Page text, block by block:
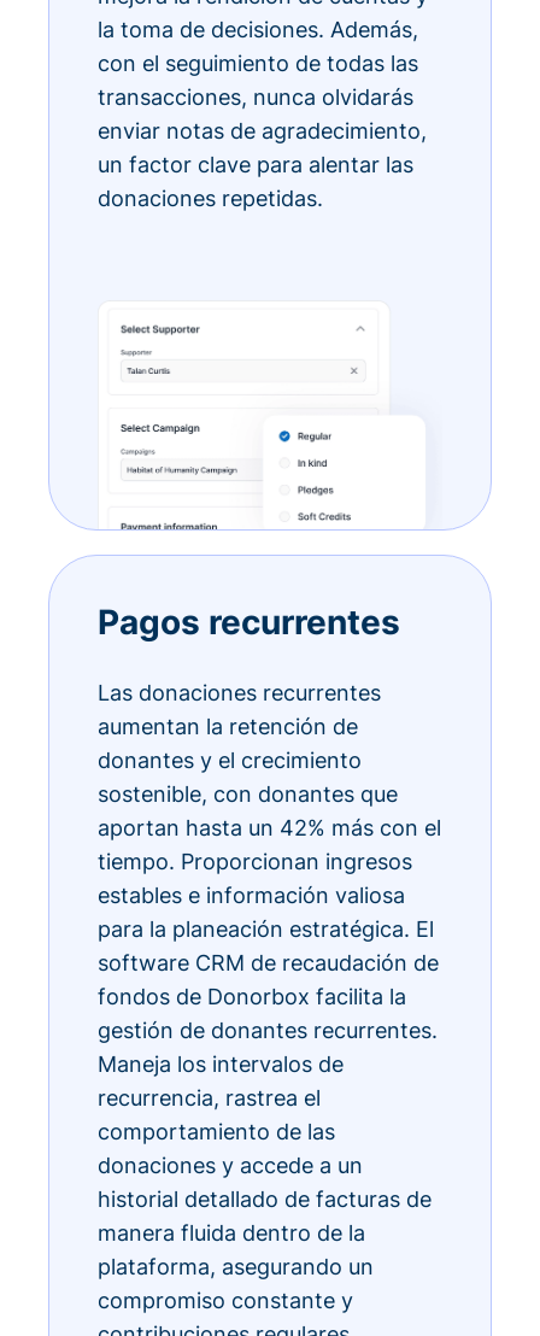
la toma de decisiones. Además,
con el seguimiento de todas las
transacciones, nunca olvidarás
enviar notas de agradecimiento,
un factor clave para alentar las
donaciones repetidas.
Pagos recurrentes
Las donaciones recurrentes
aumentan la retención de
donantes y el crecimiento
sostenible, con donantes que
aportan hasta un 42% más con el
tiempo. Proporcionan ingresos
estables e información valiosa
para la planeación estratégica. El
software CRM de recaudación de
fondos de Donorbox facilita la
gestión de donantes recurrentes.
Maneja los intervalos de
recurrencia, rastrea el
comportamiento de las
donaciones y accede a un
historial detallado de facturas de
manera fluida dentro de la
plataforma, asegurando un
compromiso constante y